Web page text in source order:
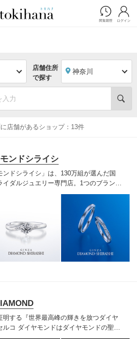
店舗住所
で探す
神奈川
に店舗があるショップ：13件
ンドシライシ
ンドシライシ」は、130万組が選んだ国
イダルジュエリー専門店。1つのブランド
の700種類以上の豊富なデザインを取り
「似合う」と「好き」を同時に叶えた満
る指輪をご提案しています。多くのお客
けている、一生身に着けるための指輪
入後のアフターサービスをぜひ一度店
ださい。
明する『世界最高峰の輝きを放つダイヤ
ルコ ダイヤモンドはダイヤモンドの聖地
200年以上の歴史がある真のカッターズ